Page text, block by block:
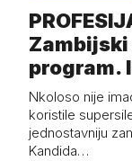
program.
Nkoloso nije
koristile
jednostavniju
Kandida…